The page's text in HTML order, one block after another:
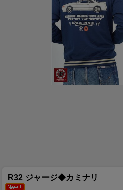
R32 ジャージ◆カミナリ